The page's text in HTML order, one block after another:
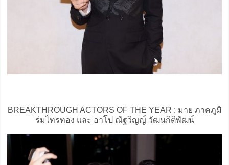
BREAKTHROUGH ACTORS OF THE YEAR : มาย ภาคภูมิ
ร่มไทรทอง และ อาโป ณัฐวิญญ์ วัฒนกิติพัฒน์